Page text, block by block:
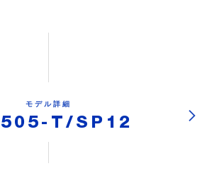
モデル詳細
T/SP12